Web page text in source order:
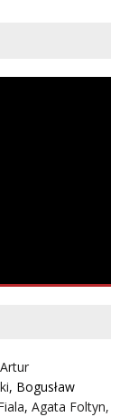
Artur
, Bogusław
, Agata Foltyn,